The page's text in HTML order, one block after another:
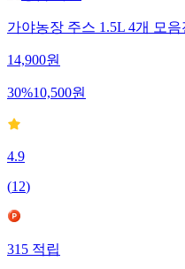
가야농장 주스 1.5L 4개 모
14,900원
30%10,500원
4.9
(12)
315적립